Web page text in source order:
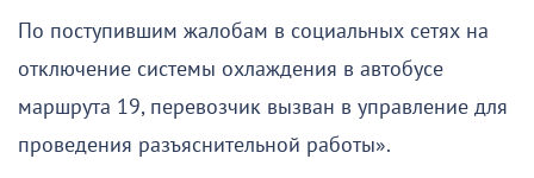
По поступившим жалобам в социальных сетях на
отключение системы охлаждения в автобусе
маршрута 19, перевозчик вызван в управление для
проведения разъяснительной работы».